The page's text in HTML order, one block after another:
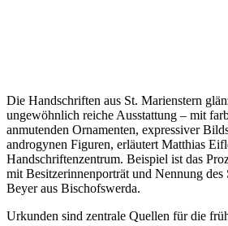
Die Handschriften aus St. Marienstern
ungewöhnlich reiche Ausstattung – mit
anmutenden Ornamenten, expressiver
androgynen Figuren, erläutert Matthias
Handschriftenzentrum. Beispiel ist das
mit Besitzerinnenporträt und Nennung des
Beyer aus Bischofswerda.
Urkunden sind zentrale Quellen für die